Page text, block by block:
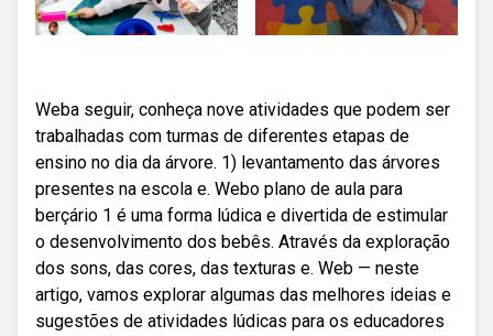
Weba seguir, conheça nove atividades que podem ser
trabalhadas com turmas de diferentes etapas de
ensino no dia da árvore. 1) levantamento das árvores
presentes na escola e. Webo plano de aula para
berçário 1 é uma forma lúdica e divertida de estimular
o desenvolvimento dos bebês. Através da exploração
dos sons, das cores, das texturas e. Web — neste
artigo, vamos explorar algumas das melhores ideias e
sugestões de atividades lúdicas para os educadores